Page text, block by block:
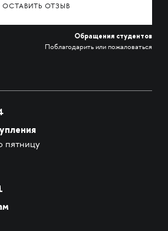
ОСТАВИТЬ ОТЗЫВ
Обращения студентов
Поблагодарить или пожаловаться
пятницу